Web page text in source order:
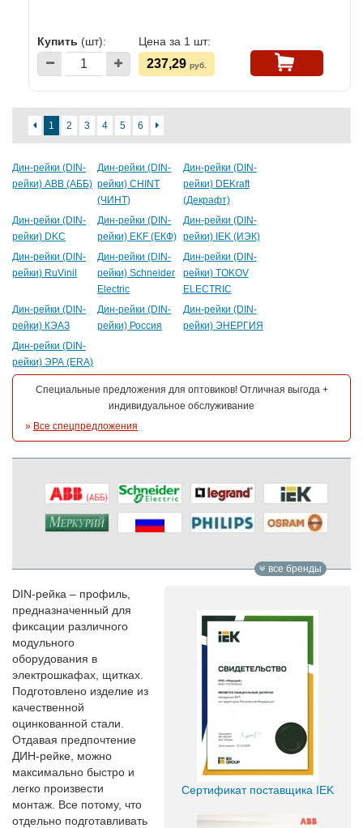
Купить (шт): Цена за 1 шт:
237,29 руб.
1 2 3 4 5 6
Дин-рейки (DIN-
рейки) ABB (АББ)
Дин-рейки (DIN-
рейки) CHINT
(ЧИНТ)
Дин-рейки (DIN-
рейки) DEKraft
(Декрафт)
Дин-рейки (DIN-
рейки) DKC
Дин-рейки (DIN-
рейки) EKF (ЕКФ)
Дин-рейки (DIN-
рейки) IEK (ИЭК)
Дин-рейки (DIN-
рейки) RuVinil
Дин-рейки (DIN-
рейки) Schneider
Electric
Дин-рейки (DIN-
рейки) TOKOV
ELECTRIC
Дин-рейки (DIN-
рейки) КЭАЗ
Дин-рейки (DIN-
рейки) Россия
Дин-рейки (DIN-
рейки) ЭНЕРГИЯ
Дин-рейки (DIN-
рейки) ЭРА (ERA)
Специальные предложения для оптовиков! Отличная выгода +
индивидуальное обслуживание
» Все спецпредложения
все бренды
Сертификат поставщика IEK
DIN-рейка – профиль,
предназначенный для
фиксации различного
модульного
оборудования в
электрошкафах, щитках.
Подготовлено изделие из
качественной
оцинкованной стали.
Отдавая предпочтение
ДИН-рейке, можно
максимально быстро и
легко произвести
монтаж. Все потому, что
отдельно подготавливать